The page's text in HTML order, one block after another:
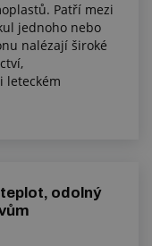
Patří mezi
jednoho nebo
nalézají široké
leteckém
odolný